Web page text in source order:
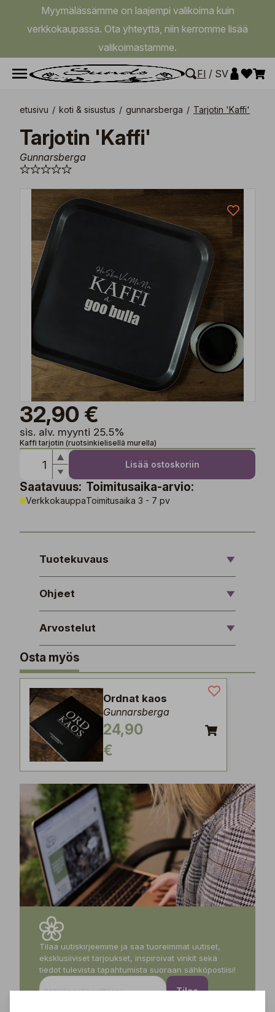
Myymälässämme on laajempi valikoima kuin
verkkokaupassa. Ota yhteyttä, niin kerromme lisää
valikoimastamme.
FI / SV
etusivu / koti & sisustus / gunnarsberga / Tarjotin 'Kaffi'
Tarjotin 'Kaffi'
Gunnarsberga
32,90 €
sis. alv. myynti 25.5%
Kaffi tarjotin (ruotsinkielisellä murella)
Lisää ostoskoriin
Saatavuus:
Verkkokauppa
Toimitusaika-arvio:
Toimitusaika 3 - 7 pv
Tuotekuvaus
Ohjeet
Arvostelut
Osta myös
Ordnat kaos
Gunnarsberga
24,90
€
Tilaa uutiskirjeemme ja saa tuoreimmat uutiset,
eksklusiiviset tarjoukset, inspiroivat vinkit sekä
tiedot tulevista tapahtumista suoraan sähköpostiisi!
Tilaa